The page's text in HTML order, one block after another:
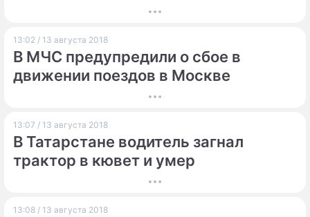
13:02 / 13 августа 2018
В МЧС предупредили о сбое в
движении поездов в Москве
13:07 / 13 августа 2018
В Татарстане водитель загнал
трактор в кювет и умер
13:08 / 13 августа 2018